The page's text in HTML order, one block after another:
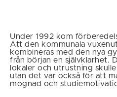
Under 1992 kom
Att den kommunala
kombineras med den nya
från början en självklarhet.
lokaler och utrustning
utan det var också för att
mognad och